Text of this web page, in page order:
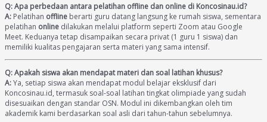
Q: Apa perbedaan antara pelatihan offline dan online di Koncosinau.id?
A: Pelatihan offline berarti guru datang langsung ke rumah siswa, sementara
pelatihan online dilakukan melalui platform seperti Zoom atau Google
Meet. Keduanya tetap disampaikan secara privat (1 guru 1 siswa) dan
memiliki kualitas pengajaran serta materi yang sama intensif.
Q: Apakah siswa akan mendapat materi dan soal latihan khusus?
A:Ya, setiap siswa akan mendapat modul belajar eksklusif dari
Koncosinau.id, termasuk soal-soal latihan tingkat olimpiade yang sudah
disesuaikan dengan standar OSN. Modul ini dikembangkan oleh tim
akademik kami berdasarkan soal asli dari tahun-tahun sebelumnya.